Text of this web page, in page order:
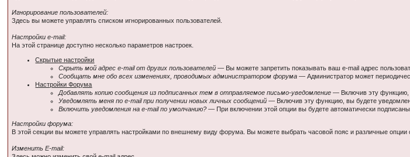
Игнорирование пользователей:
Здесь вы можете управлять списком игнорированных пользователей.
Настройки e-mail:
На этой странице доступно несколько параметров настроек.
Скрытые настройки
Скрыть мой адрес e-mail от других пользователей — Вы можете запретить показывать ваш e-mail адрес
Сообщать мне обо всех изменениях, проводимых администратором форума — Администратор может
Настройки Форума
Добавлять копию сообщения из подписанных тем в отправляемое письмо-уведомление — Включив эту функцию,
Уведомлять меня по e-mail при получении новых личных сообщений — Включив эту функцию, вы будете
Включить уведомления на e-mail по умолчанию? — При включении этой опции вы будете автоматически
Настройки форума:
В этой секции вы можете управлять настройками по внешнему виду форума. Вы можете выбрать часовой пояс и различные
Изменить E-mail: